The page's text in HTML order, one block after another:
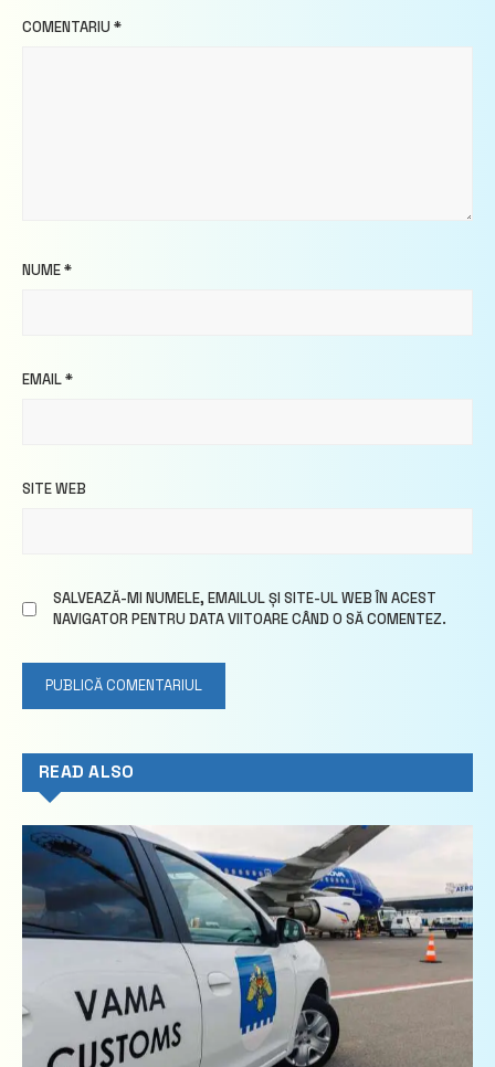
COMENTARIU *
NUME*
EMAIL*
SITE WEB
SALVEAZĂ-MI NUMELE, EMAILUL ȘI SITE-UL WEB ÎN ACEST
NAVIGATOR PENTRU DATA VIITOARE CÂND O SĂ COMENTEZ.
READ ALSO